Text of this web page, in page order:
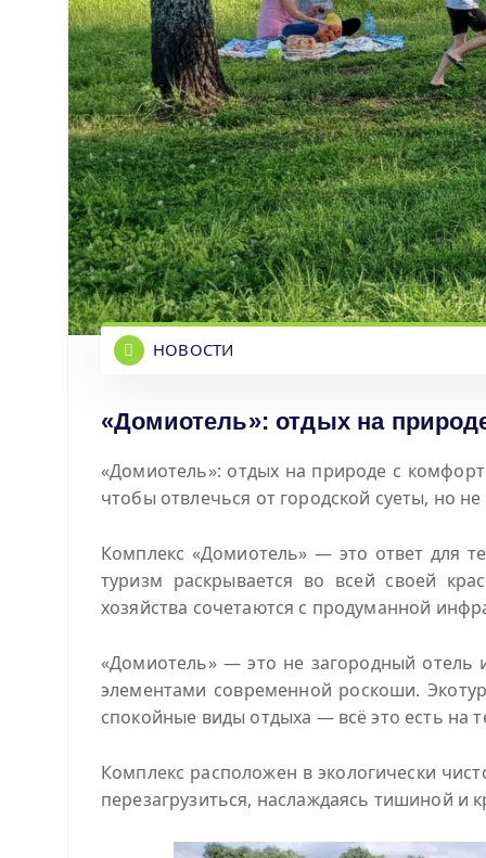
НОВОСТИ
«Домиотель»: отдых на
«Домиотель»: отдых на природе с
чтобы отвлечься от городской суеты, но
Комплекс «Домиотель» — это ответ для
туризм раскрывается во всей своей
хозяйства сочетаются с продуманной
«Домиотель» — это не загородный отель
элементами современной роскоши.
спокойные виды отдыха — всё это есть на
Комплекс расположен в экологически
перезагрузиться, наслаждаясь тишиной и